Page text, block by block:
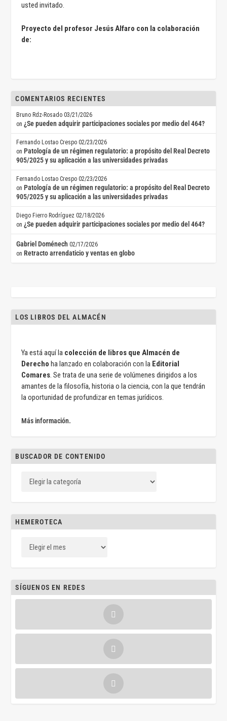
usted invitado.
Proyecto del profesor Jesús Alfaro con la colaboración
de:
COMENTARIOS RECIENTES
Bruno Rdz-Rosado 03/21/2026
on¿Se pueden adquirir participaciones sociales por medio del 464?
Fernando Lostao Crespo 02/23/2026
on Patología de un régimen regulatorio: a propósito del Real Decreto
905/2025 y su aplicación a las universidades privadas
Fernando Lostao Crespo 02/23/2026
on Patología de un régimen regulatorio: a propósito del Real Decreto
905/2025 y su aplicación a las universidades privadas
Diego Fierro Rodríguez 02/18/2026
on¿Se pueden adquirir participaciones sociales por medio del 464?
Gabriel Doménech 02/17/2026
on Retracto arrendaticio y ventas en globo
LOS LIBROS DEL ALMACÉN
Ya está aquí la colección de libros que Almacén de
Derecho ha lanzado en colaboración con la Editorial
Comares. Se trata de una serie de volúmenes dirigidos a los
amantes de la filosofía, historia o la ciencia, con la que tendrán
la oportunidad de profundizar en temas jurídicos.
Más información.
BUSCADOR DE CONTENIDO
HEMEROTECA
SÍGUENOS EN REDES